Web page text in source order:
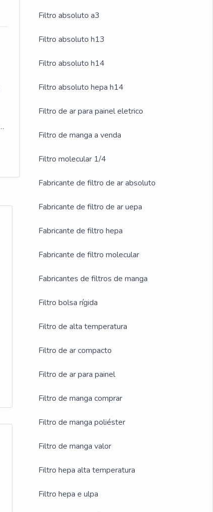
Filtro absoluto a3
Filtro absoluto h13
Filtro absoluto h14
Filtro absoluto hepa h14
Filtro de ar para painel eletrico
Filtro de manga a venda
Filtro molecular 1/4
Fabricante de filtro de ar absoluto
Fabricante de filtro de ar uepa
Fabricante de filtro hepa
Fabricante de filtro molecular
Fabricantes de filtros de manga
Filtro bolsa rígida
Filtro de alta temperatura
Filtro de ar compacto
Filtro de ar para painel
Filtro de manga comprar
Filtro de manga poliéster
Filtro de manga valor
Filtro hepa alta temperatura
Filtro hepa e ulpa